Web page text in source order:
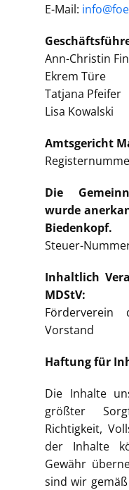
E-Mail:
Ann-Christin
Ekrem Türe
Tatjana Pfeifer
Lisa Kowalski
Amtsgericht
Die
wurde
Biedenkopf.
Steuer-
Inhaltlich
MDStV:
Vorstand
Haftung für
Die Inhalte
größter
Richtigkeit,
der Inhalte
Gewähr
sind wir